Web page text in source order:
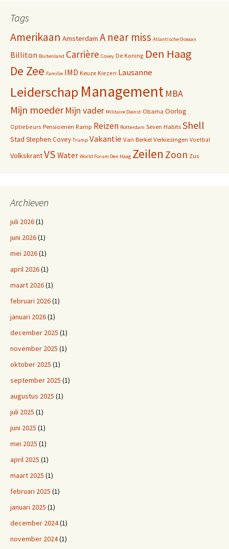
Tags
Amerikaan Amsterdam A near miss Atlantische Oceaan
Billiton Buitenland Carrière Covey De Koning Den Haag
De Zee Familie IMD Keuze Kiezen Lausanne
Leiderschap Management MBA
Mijn moeder Mijn vader Militaire Dienst Obama Oorlog
Optiebeurs Pensioenen Ramp Reizen Rotterdam Seven HabitsShell
Stad Stephen Covey Trump Vakantie Van Berkel Verkiezingen Voetbal
VolkskrantVS Water World Forum Den Haag Zeilen Zoon Zus
Archieven
juli 2026(1)
juni 2026(1)
mei 2026(1)
april 2026(1)
maart 2026(1)
februari 2026(1)
januari 2026(1)
december 2025 (1)
november 2025 (1)
oktober 2025 (1)
september 2025 (1)
augustus 2025 (1)
juli 2025 (1)
juni 2025 (1)
mei 2025 (1)
april 2025 (1)
maart 2025 (1)
februari 2025 (1)
januari 2025 (1)
december 2024(1)
november 2024(1)